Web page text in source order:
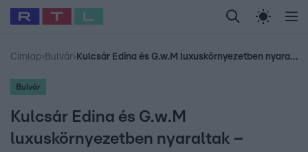
Legfrissebb RTL Híradó Randi Celeb vagyok,
Babits Marcella Most Wanted Gallusz
Címlap› Bulvár› Kulcsár Edina és G.w.M luxuskörnyezetben nyaraltak – kukkants be a szállásukra
Bulvár
Kulcsár Edina és G.w.M
luxuskörnyezetben nyaraltak –